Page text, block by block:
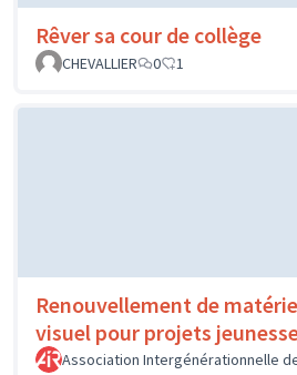
Rêver sa cour de collège
CHEVALLIER
0 1
Renouvellement de
visuel pour projets
Association Intergénérationnelle